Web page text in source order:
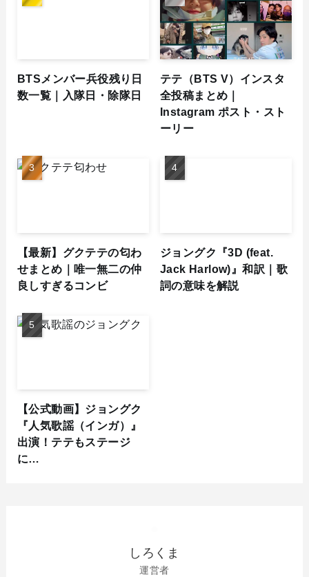
BTSメンバー兵役残り日
数一覧｜入隊日・除隊日
テテ（BTS V）インスタ
全投稿まとめ｜
Instagram ポスト・スト
ーリー
【最新】グクテテの匂わ
せまとめ｜唯一無二の仲
良しすぎるコンビ
ジョングク『3D (feat.
Jack Harlow)』和訳｜歌
詞の意味を解説
【公式動画】ジョングク
『人気歌謡（インガ）』
出演！テテもステージ
に…
しろくま
運営者